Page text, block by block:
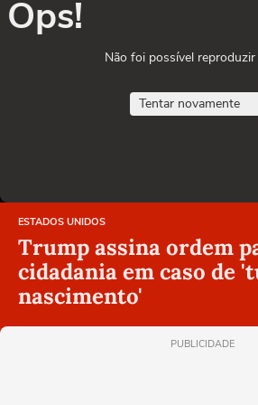
Ops!
Não foi possível
Tentar novamente
ESTADOS UNIDOS
Trump assina ordem
cidadania em caso de
nascimento'
PUBLICIDADE